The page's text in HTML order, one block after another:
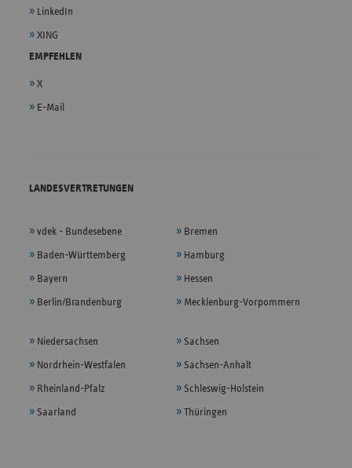
LinkedIn
XING
EMPFEHLEN
X
E-Mail
LANDESVERTRETUNGEN
vdek - Bundesebene
Baden-Württemberg
Bayern
Berlin/Brandenburg
Bremen
Hamburg
Hessen
Mecklenburg-Vorpommern
Niedersachsen
Nordrhein-Westfalen
Rheinland-Pfalz
Saarland
Sachsen
Sachsen-Anhalt
Schleswig-Holstein
Thüringen